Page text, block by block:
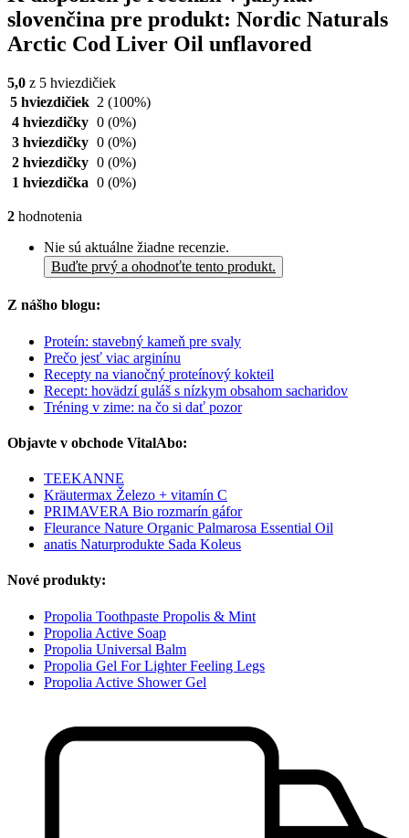
slovenčina pre produkt: Nordic Naturals
Arctic Cod Liver Oil unflavored
5,0 z 5 hviezdičiek
5 hviezdičiek 2 (100%)
4 hviezdičky 0 (0%)
3 hviezdičky 0 (0%)
2 hviezdičky 0 (0%)
1 hviezdička 0 (0%)
2 hodnotenia
Nie sú aktuálne žiadne recenzie.
Buďte prvý a ohodnoťte tento produkt.
Z nášho blogu:
Proteín: stavebný kameň pre svaly
Prečo jesť viac arginínu
Recepty na vianočný proteínový kokteil
Recept: hovädzí guláš s nízkym obsahom sacharidov
Tréning v zime: na čo si dať pozor
Objavte v obchode VitalAbo:
TEEKANNE
Kräutermax Železo + vitamín C
PRIMAVERA Bio rozmarín gáfor
Fleurance Nature Organic Palmarosa Essential Oil
anatis Naturprodukte Sada Koleus
Nové produkty:
Propolia Toothpaste Propolis & Mint
Propolia Active Soap
Propolia Universal Balm
Propolia Gel For Lighter Feeling Legs
Propolia Active Shower Gel